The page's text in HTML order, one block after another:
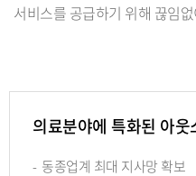
서비스를 공급하기 위해 끊임
의료분야에 특화된 아웃
- 동종업계 최대 지사망 확보